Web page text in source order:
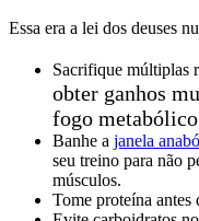
Essa era a lei dos deuses
Sacrifique múltiplas
obter ganhos
fogo
Banhe a janela
seu treino para não
músculos.
Tome proteína antes